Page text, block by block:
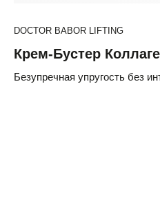
DOCTOR BABOR LIFTING
Крем-Бустер
Безупречная упругость без